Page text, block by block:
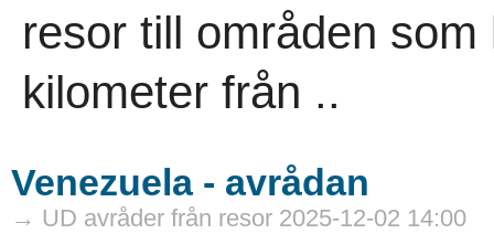
resor till områden
kilometer från ..
Venezuela - avrådan
→ UD avråder från resor 2025-12-02 14:00